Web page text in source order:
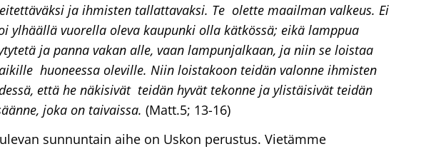
ja ihmisten tallattavaksi. Te olette maailman valkeus. Ei
ylhäällä vuorella oleva kaupunki olla kätkössä; eikä lamppua
ja panna vakan alle, vaan lampunjalkaan, ja niin se loistaa
huoneessa oleville. Niin loistakoon teidän valonne ihmisten
että he näkisivät teidän hyvät tekonne ja ylistäisivät teidän
joka on taivaissa. (Matt.5; 13-16)
sunnuntain aihe on Uskon perustus. Vietämme